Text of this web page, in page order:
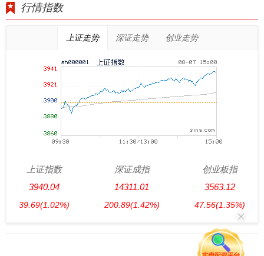
行情指数
上证走势 深证走势 创业走势
上证指数
3940.04
39.69(1.02%)
深证成指
14311.01
200.89(1.42%)
创业板指
3563.12
47.56(1.35%)